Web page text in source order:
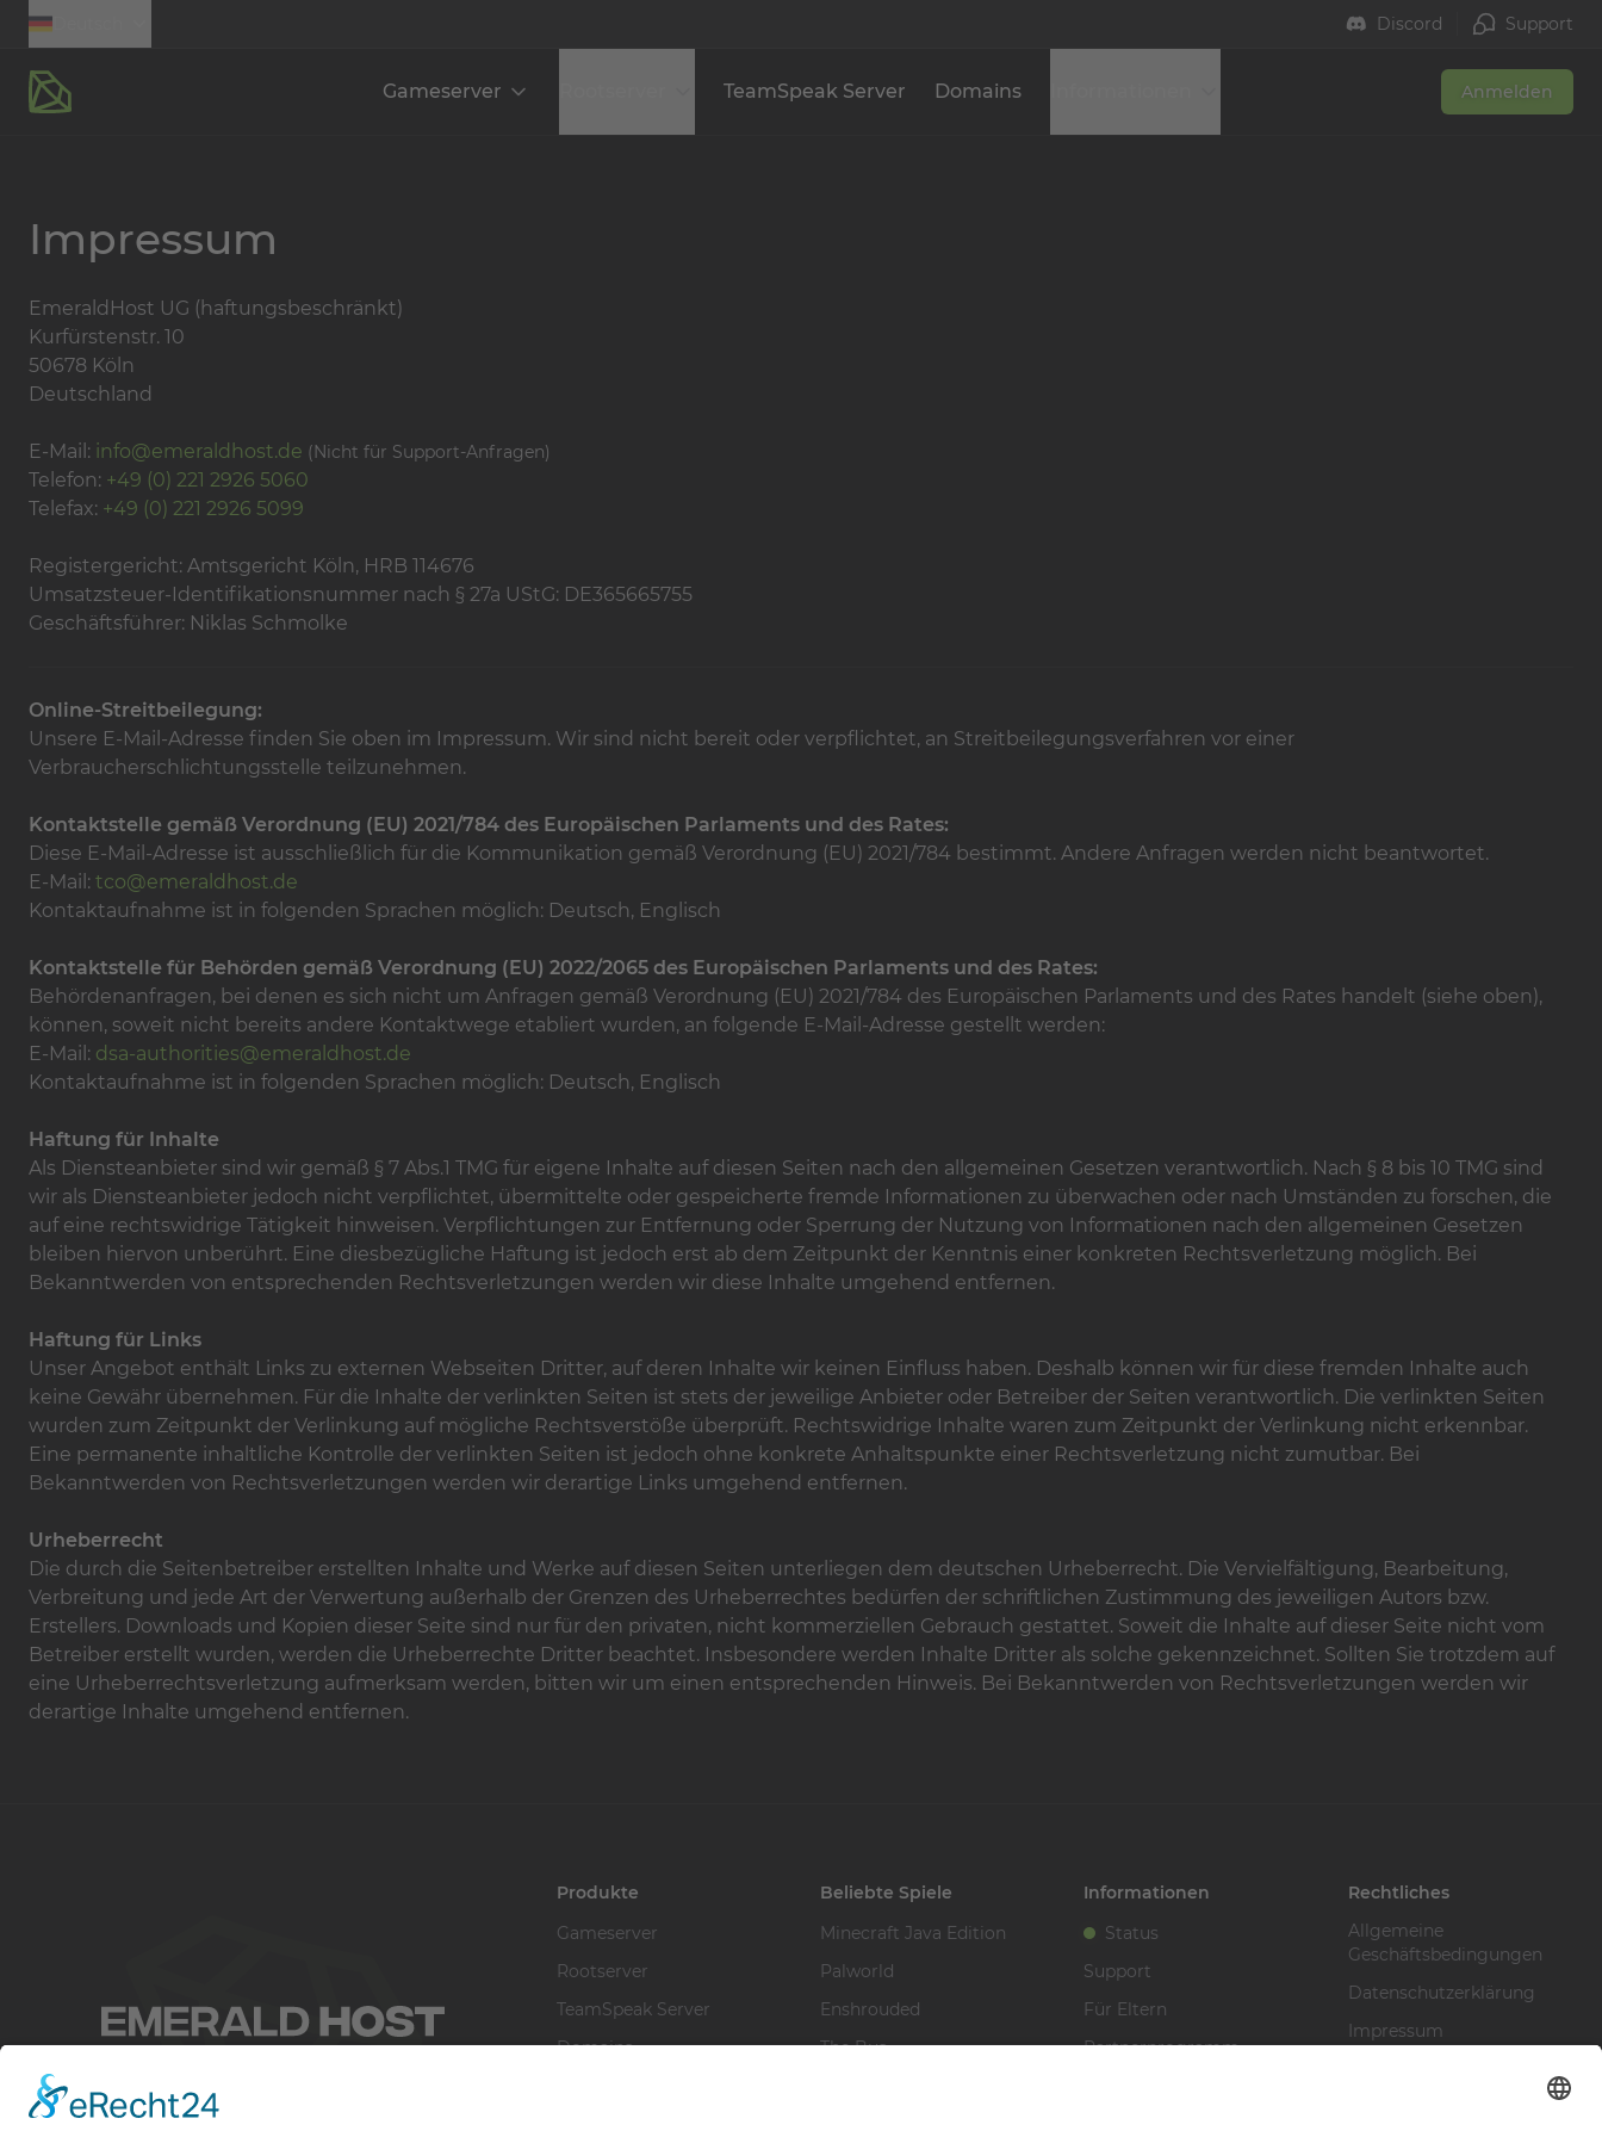
Discord Support
Gameserver TeamSpeak Server Domains Anmelden
Impressum
EmeraldHost UG (haftungsbeschränkt)
Kurfürstenstr. 10
50678 Köln
Deutschland
E-Mail: info@emeraldhost.de (Nicht für Support-Anfragen)
Telefon: +49 (0) 221 2926 5060
Telefax: +49 (0) 221 2926 5099
Registergericht: Amtsgericht Köln, HRB 114676
Umsatzsteuer-Identifikationsnummer nach § 27a UStG: DE365665755
Geschäftsführer: Niklas Schmolke
Online-Streitbeilegung:
Unsere E-Mail-Adresse finden Sie oben im Impressum. Wir sind nicht bereit oder verpflichtet, an Streitbeilegungsverfahren vor einer
Verbraucherschlichtungsstelle teilzunehmen.
Kontaktstelle gemäß Verordnung (EU) 2021/784 des Europäischen Parlaments und des Rates:
Diese E-Mail-Adresse ist ausschließlich für die Kommunikation gemäß Verordnung (EU) 2021/784 bestimmt. Andere Anfragen werden nicht beantwortet.
E-Mail: tco@emeraldhost.de
Kontaktaufnahme ist in folgenden Sprachen möglich: Deutsch, Englisch
Kontaktstelle für Behörden gemäß Verordnung (EU) 2022/2065 des Europäischen Parlaments und des Rates:
Behördenanfragen, bei denen es sich nicht um Anfragen gemäß Verordnung (EU) 2021/784 des Europäischen Parlaments und des Rates handelt (siehe oben),
können, soweit nicht bereits andere Kontaktwege etabliert wurden, an folgende E-Mail-Adresse gestellt werden:
E-Mail: dsa-authorities@emeraldhost.de
Kontaktaufnahme ist in folgenden Sprachen möglich: Deutsch, Englisch
Haftung für Inhalte
Als Diensteanbieter sind wir gemäß § 7 Abs.1 TMG für eigene Inhalte auf diesen Seiten nach den allgemeinen Gesetzen verantwortlich. Nach § 8 bis 10 TMG sind
wir als Diensteanbieter jedoch nicht verpflichtet, übermittelte oder gespeicherte fremde Informationen zu überwachen oder nach Umständen zu forschen, die
auf eine rechtswidrige Tätigkeit hinweisen. Verpflichtungen zur Entfernung oder Sperrung der Nutzung von Informationen nach den allgemeinen Gesetzen
bleiben hiervon unberührt. Eine diesbezügliche Haftung ist jedoch erst ab dem Zeitpunkt der Kenntnis einer konkreten Rechtsverletzung möglich. Bei
Bekanntwerden von entsprechenden Rechtsverletzungen werden wir diese Inhalte umgehend entfernen.
Haftung für Links
Unser Angebot enthält Links zu externen Webseiten Dritter, auf deren Inhalte wir keinen Einfluss haben. Deshalb können wir für diese fremden Inhalte auch
keine Gewähr übernehmen. Für die Inhalte der verlinkten Seiten ist stets der jeweilige Anbieter oder Betreiber der Seiten verantwortlich. Die verlinkten Seiten
wurden zum Zeitpunkt der Verlinkung auf mögliche Rechtsverstöße überprüft. Rechtswidrige Inhalte waren zum Zeitpunkt der Verlinkung nicht erkennbar.
Eine permanente inhaltliche Kontrolle der verlinkten Seiten ist jedoch ohne konkrete Anhaltspunkte einer Rechtsverletzung nicht zumutbar. Bei
Bekanntwerden von Rechtsverletzungen werden wir derartige Links umgehend entfernen.
Urheberrecht
Die durch die Seitenbetreiber erstellten Inhalte und Werke auf diesen Seiten unterliegen dem deutschen Urheberrecht. Die Vervielfältigung, Bearbeitung,
Verbreitung und jede Art der Verwertung außerhalb der Grenzen des Urheberrechtes bedürfen der schriftlichen Zustimmung des jeweiligen Autors bzw.
Erstellers. Downloads und Kopien dieser Seite sind nur für den privaten, nicht kommerziellen Gebrauch gestattet. Soweit die Inhalte auf dieser Seite nicht vom
Betreiber erstellt wurden, werden die Urheberrechte Dritter beachtet. Insbesondere werden Inhalte Dritter als solche gekennzeichnet. Sollten Sie trotzdem auf
eine Urheberrechtsverletzung aufmerksam werden, bitten wir um einen entsprechenden Hinweis. Bei Bekanntwerden von Rechtsverletzungen werden wir
derartige Inhalte umgehend entfernen.
Produkte
Gameserver
Rootserver
TeamSpeak Server
Domains
Beliebte Spiele
Minecraft Java Edition
Palworld
Enshrouded
The Bus
Informationen
Status
Support
Für Eltern
Partnerprogramm
Rechtliches
Allgemeine
Geschäftsbedingungen
Datenschutzerklärung
Impressum